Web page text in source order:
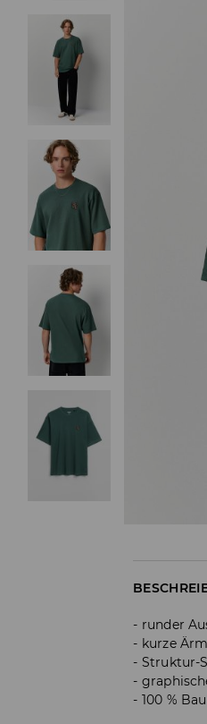
runder
kurze
Struktur-
100 %